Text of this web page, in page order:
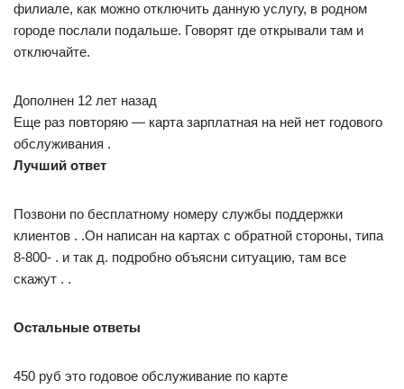
филиале, как можно отключить данную услугу, в родном
городе послали подальше. Говорят где открывали там и
отключайте.
Дополнен 12 лет назад
Еще раз повторяю — карта зарплатная на ней нет годового
обслуживания .
Лучший ответ
Позвони по бесплатному номеру службы поддержки
клиентов . .Он написан на картах с обратной стороны, типа
8-800- . и так д. подробно объясни ситуацию, там все
скажут . .
Остальные ответы
450 руб это годовое обслуживание по карте